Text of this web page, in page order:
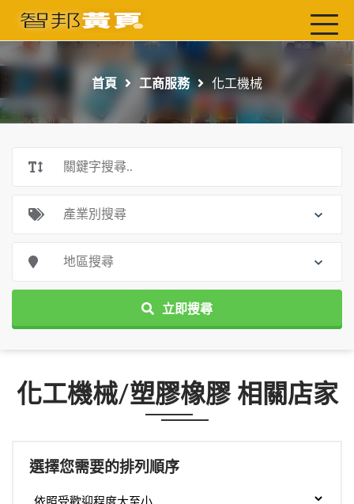
首頁
最新店家
吃喝玩樂
玩樂導航主題行程
聯絡我們
首頁 工商服務 化工機械
立即搜尋
化工機械/塑膠橡膠 相關店家
選擇您需要的排列順序